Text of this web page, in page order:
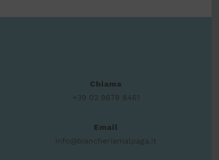
Chiama
+39 02 9678 8461
Email
info@biancheriamalpaga.it